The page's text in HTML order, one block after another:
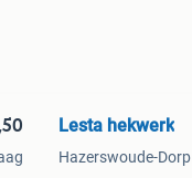
Lesta hekwerk
Hazerswoude-Dorp